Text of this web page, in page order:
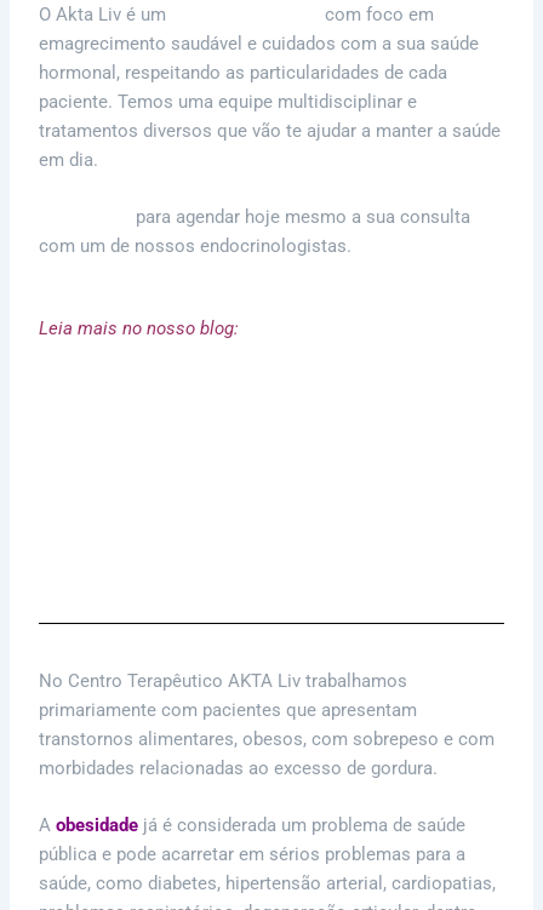
O Akta Liv é um
com foco em
emagrecimento saudável e cuidados com a sua saúde
hormonal, respeitando as particularidades de cada
paciente. Temos uma equipe multidisciplinar e
tratamentos diversos que vão te ajudar a manter a saúde
em dia.
para agendar hoje mesmo a sua consulta
com um de nossos endocrinologistas.
Leia mais no nosso blog:
No Centro Terapêutico AKTA Liv trabalhamos
primariamente com pacientes que apresentam
transtornos alimentares, obesos, com sobrepeso e com
morbidades relacionadas ao excesso de gordura.
Aobesidade já é considerada um problema de saúde
pública e pode acarretar em sérios problemas para a
saúde, como diabetes, hipertensão arterial, cardiopatias,